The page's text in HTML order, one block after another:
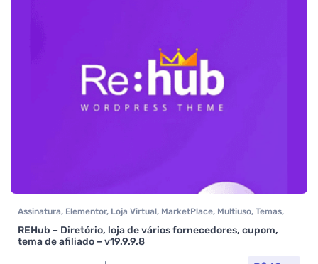
Assinatura, Elementor, Loja Virtual, MarketPlace, Multiuso, Temas,
Themeforest
Todos os itens Woocommerce
REHub – Diretório, loja de vários fornecedores, cupom,
tema de afiliado – v19.9.9.8